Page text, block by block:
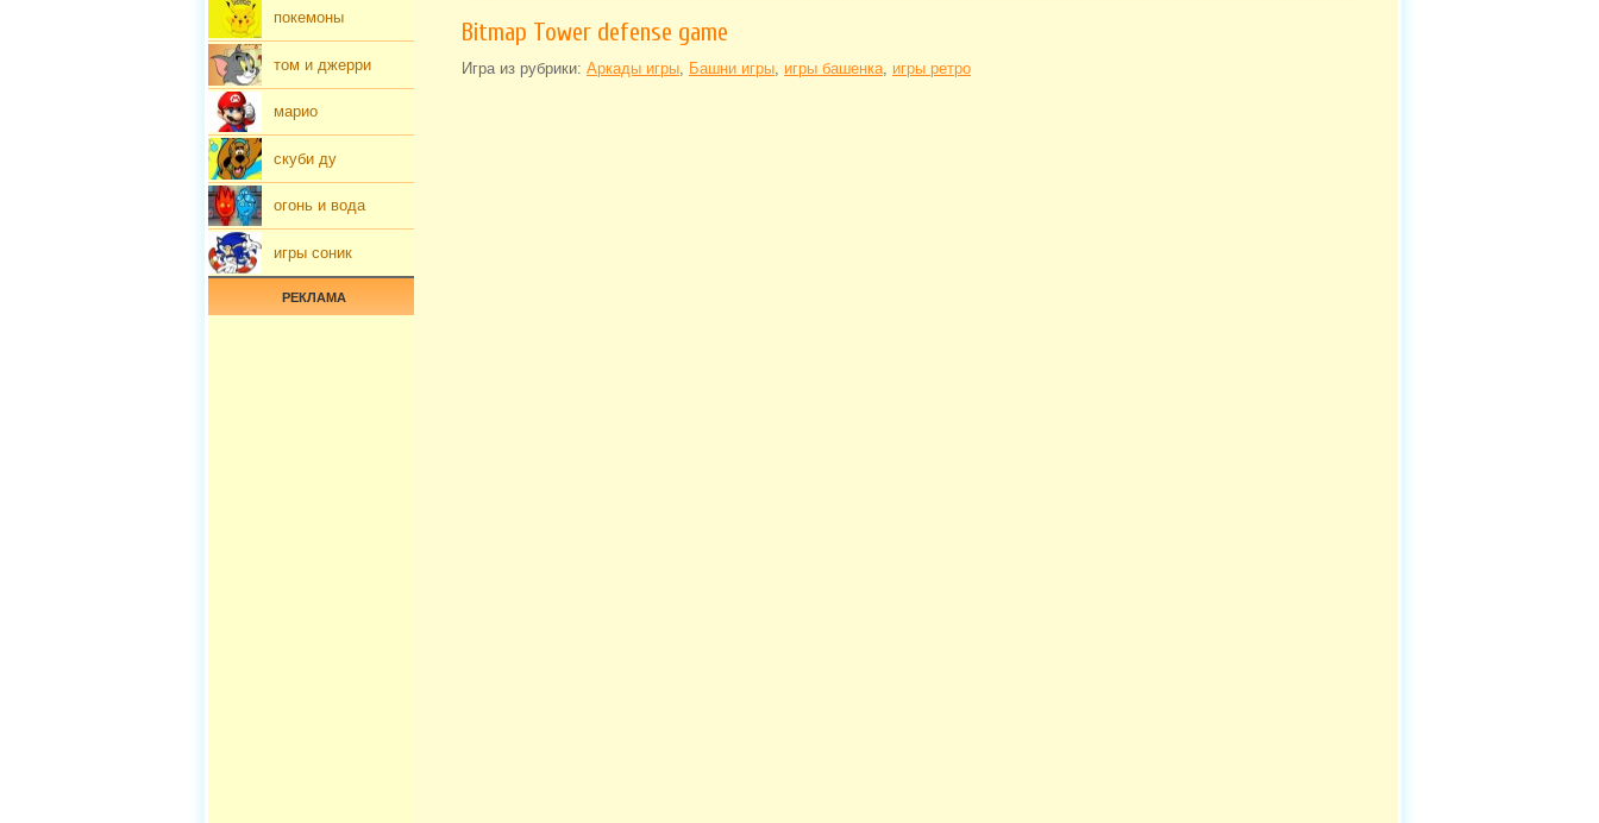
Bitmap Tower defense game
Игра из рубрики: Аркады игры, Башни игры, игры башенка, игры ретро
покемоны
том и джерри
марио
скуби ду
огонь и вода
игры соник
РЕКЛАМА